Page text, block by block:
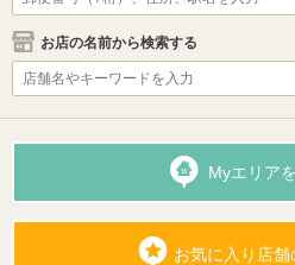
お店の名前から検索する
Myエリア
お気に入り店